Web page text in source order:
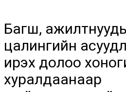
Багш,
цалингийн
ирэх долоо
хуралдаанаар